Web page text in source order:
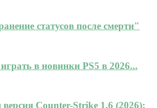
статусов после смерти"
в новинки PS5 в 2026...
версия Counter-Strike 1.6 (2026):